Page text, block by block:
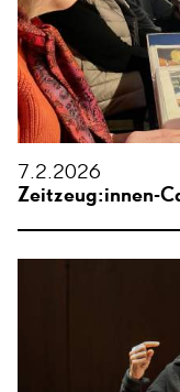
7.2.2026
Zeitzeug:innen-